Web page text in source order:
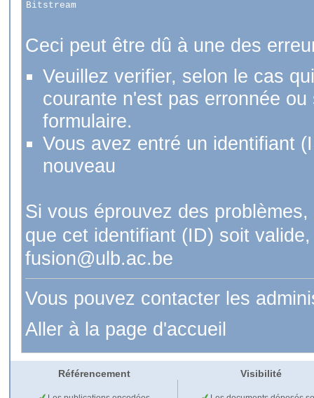
Bitstream
Ceci peut être dû à une des
Veuillez verifier, selon le cas
courante n'est pas erronnée
formulaire.
Vous avez entré un identifiant
nouveau
Si vous éprouvez des
que cet identifiant (ID) soit
fusion@ulb.ac.be
Vous pouvez contacter les
Aller à la page d'accueil
Référencement Visibilité